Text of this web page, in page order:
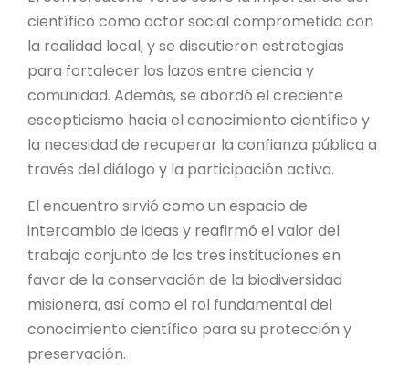
científico como actor social comprometido con
la realidad local, y se discutieron estrategias
para fortalecer los lazos entre ciencia y
comunidad. Además, se abordó el creciente
escepticismo hacia el conocimiento científico y
la necesidad de recuperar la confianza pública a
través del diálogo y la participación activa.
El encuentro sirvió como un espacio de
intercambio de ideas y reafirmó el valor del
trabajo conjunto de las tres instituciones en
favor de la conservación de la biodiversidad
misionera, así como el rol fundamental del
conocimiento científico para su protección y
preservación.